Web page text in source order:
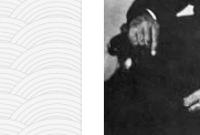
православље
забрањена историја
ћирилица
породичне приче